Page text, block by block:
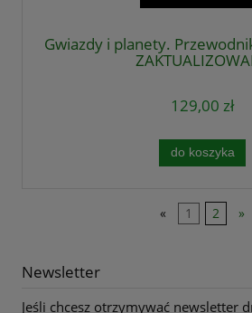
Gwiazdy i planety.
129,00 zł
do koszyka
« 1 2 »
Newsletter
Jeśli chcesz otrzymywać newsletter